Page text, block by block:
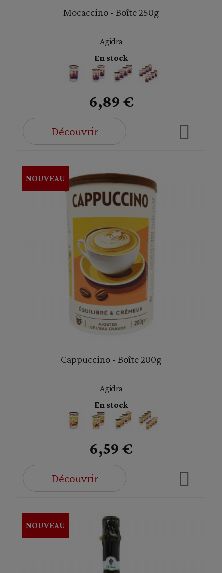
Mocaccino - Boîte 250g
Agidra
En stock
6,89 €
Découvrir
Cappuccino - Boîte 200g
Agidra
En stock
6,59 €
Découvrir
NOUVEAU
NOUVEAU